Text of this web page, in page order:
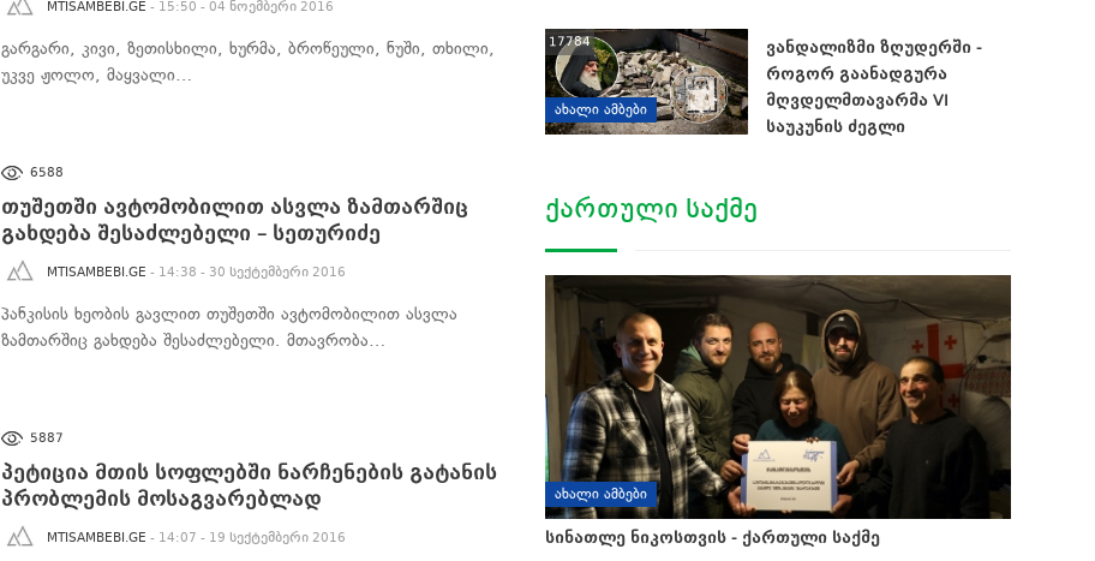
MTISAMBEBI.GE - 15:50 - 04 ნოემბერი 2016
გარგარი, კივი, ზეთისხილი, ხურმა, ბროწეული, ნუში, თხილი,
უკვე ჟოლო, მაყვალი…
6588
თუშეთში ავტომობილით ასვლა ზამთარშიც
გახდება შესაძლებელი – სეთურიძე
MTISAMBEBI.GE - 14:38 - 30 სექტემბერი 2016
პანკისის ხეობის გავლით თუშეთში ავტომობილით ასვლა
ზამთარშიც გახდება შესაძლებელი. მთავრობა…
5887
პეტიცია მთის სოფლებში ნარჩენების გატანის
პრობლემის მოსაგვარებლად
MTISAMBEBI.GE - 14:07 - 19 სექტემბერი 2016
ᲐᲮᲐᲚᲘ ᲐᲛᲑᲔᲑᲘ
17784
ვანდალიზმი ზღუდერში -
როგორ გაანადგურა
მღვდელმთავარმა VI
საუკუნის ძეგლი
ᲥᲐᲠᲗᲣᲚᲘ ᲡᲐᲥᲛᲔ
ᲐᲮᲐᲚᲘ ᲐᲛᲑᲔᲑᲘ
სინათლე ნიკოსთვის - ქართული საქმე